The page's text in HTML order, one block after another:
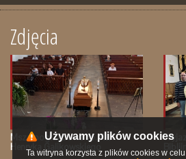
Zdjęcia
Msza pogrzebowa śp. Ks.
Henryka Galikowskiego
Używamy plików cookies
Ta witryna korzysta z plików cookies w